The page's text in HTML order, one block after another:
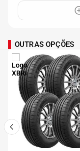
OUTRAS OPÇÕES